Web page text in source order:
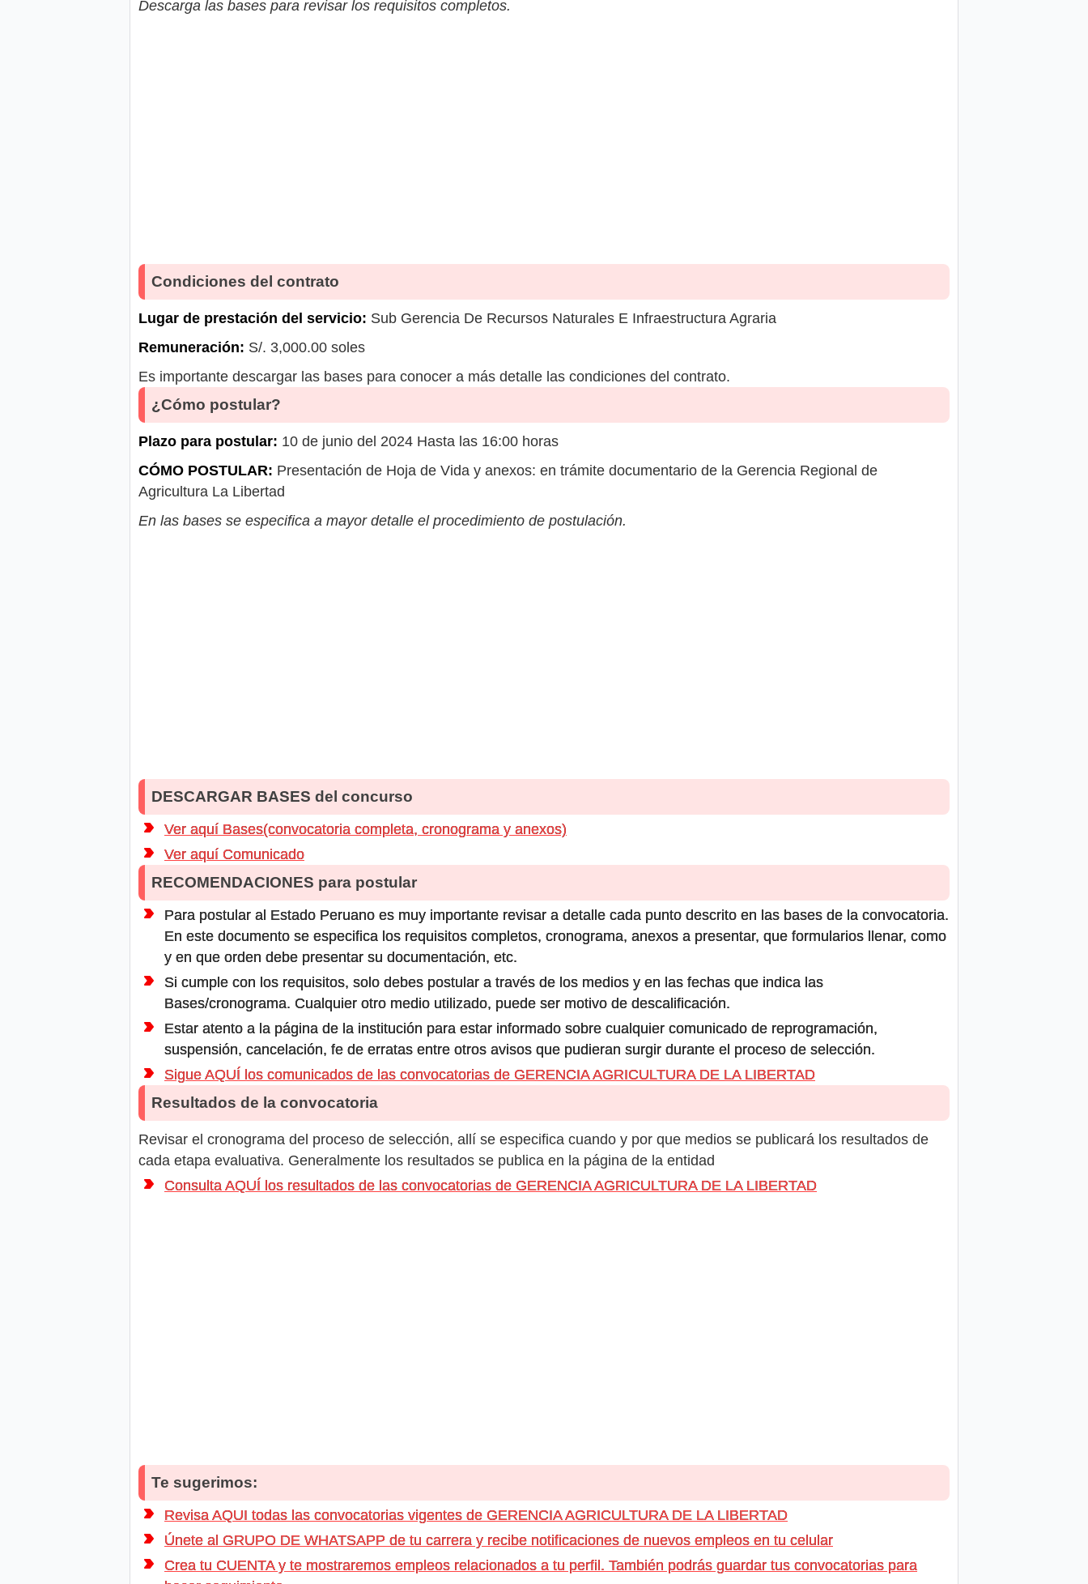
Descarga las bases para revisar los requisitos completos.
Condiciones del contrato
Lugar de prestación del servicio: Sub Gerencia De Recursos Naturales E Infraestructura Agraria
Remuneración: S/. 3,000.00 soles
Es importante descargar las bases para conocer a más detalle las condiciones del contrato.
¿Cómo postular?
Plazo para postular: 10 de junio del 2024 Hasta las 16:00 horas
CÓMO POSTULAR: Presentación de Hoja de Vida y anexos: en trámite documentario de la Gerencia Regional de
Agricultura La Libertad
En las bases se especifica a mayor detalle el procedimiento de postulación.
DESCARGAR BASES del concurso
Ver aquí Bases(convocatoria completa, cronograma y anexos)
Ver aquí Comunicado
RECOMENDACIONES para postular
Para postular al Estado Peruano es muy importante revisar a detalle cada punto descrito en las bases de la convocatoria.
En este documento se especifica los requisitos completos, cronograma, anexos a presentar, que formularios llenar, como
y en que orden debe presentar su documentación, etc.
Si cumple con los requisitos, solo debes postular a través de los medios y en las fechas que indica las
Bases/cronograma. Cualquier otro medio utilizado, puede ser motivo de descalificación.
Estar atento a la página de la institución para estar informado sobre cualquier comunicado de reprogramación,
suspensión, cancelación, fe de erratas entre otros avisos que pudieran surgir durante el proceso de selección.
Sigue AQUÍ los comunicados de las convocatorias de GERENCIA AGRICULTURA DE LA LIBERTAD
Resultados de la convocatoria
Revisar el cronograma del proceso de selección, allí se especifica cuando y por que medios se publicará los resultados de
cada etapa evaluativa. Generalmente los resultados se publica en la página de la entidad
Consulta AQUÍ los resultados de las convocatorias de GERENCIA AGRICULTURA DE LA LIBERTAD
Te sugerimos:
Revisa AQUI todas las convocatorias vigentes de GERENCIA AGRICULTURA DE LA LIBERTAD
Únete al GRUPO DE WHATSAPP de tu carrera y recibe notificaciones de nuevos empleos en tu celular
Crea tu CUENTA y te mostraremos empleos relacionados a tu perfil. También podrás guardar tus convocatorias para